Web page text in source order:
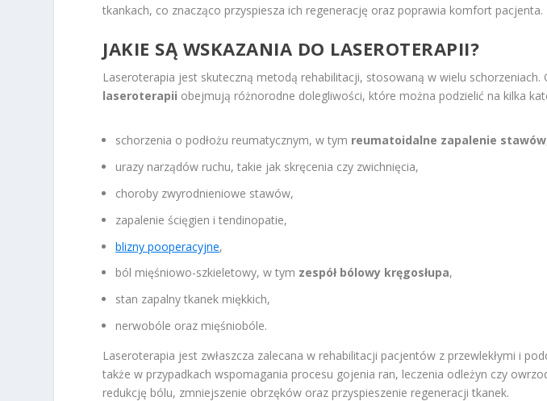
tkankach, co znacząco przyspiesza ich regenerację oraz poprawia komfort pacjenta.
JAKIE SĄ WSKAZANIA DO LASEROTERAPII?
Laseroterapia jest skuteczną metodą rehabilitacji, stosowaną w wielu schorzeniach.
laseroterapii obejmują różnorodne dolegliwości, które można podzielić na kilka
schorzenia o podłożu reumatycznym, w tym reumatoidalne zapalenie stawów
urazy narządów ruchu, takie jak skręcenia czy zwichnięcia,
choroby zwyrodnieniowe stawów,
zapalenie ścięgien i tendinopatie,
blizny pooperacyjne,
ból mięśniowo-szkieletowy, w tym zespół bólowy kręgosłupa,
stan zapalny tkanek miękkich,
nerwobóle oraz mięśniobóle.
Laseroterapia jest zwłaszcza zalecana w rehabilitacji pacjentów z przewlekłymi i
także w przypadkach wspomagania procesu gojenia ran, leczenia odleżyn czy
redukcję bólu, zmniejszenie obrzęków oraz przyspieszenie regeneracji tkanek.